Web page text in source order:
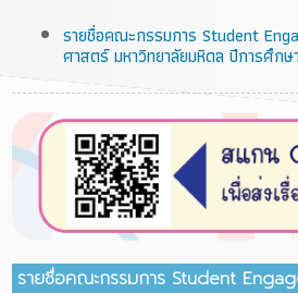
รายชื่อคณะกรรมการ Student
ศาสตร์ มหาวิทยาลัยมหิดล ปีการศึก
รายชื่อคณะกรรมการ Student